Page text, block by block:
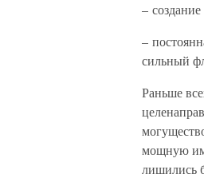
–
–
сильный
Раньше
мощную
лишились